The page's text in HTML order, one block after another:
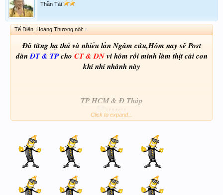
Thần Tài
Tế Điên_Hoàng Thượng nói: ↑
Đã từng hạ thủ và nhiều lần Ngâm cứu,Hôm nay sẽ Post
dànĐT & TPcho CT & DNvì hôm rồi mình làm thịt cái con
khỉ nhí nhảnh này
TP HCM & Đ Tháp
BT
Tam Thủ
53 57 67
Click to expand...